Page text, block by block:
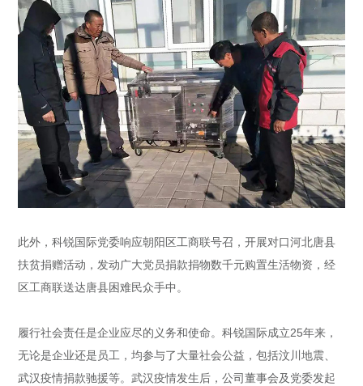
此外，科锐国际党委响应朝阳区工商联号召，开展对口河北唐县
扶贫捐赠活动，发动广大党员捐款捐物数千元购置生活物资，经
区工商联送达唐县困难民众手中。
履行社会责任是企业应尽的义务和使命。科锐国际成立25年来，
无论是企业还是员工，均参与了大量社会公益，包括汶川地震、
武汉疫情捐款驰援等。武汉疫情发生后，公司董事会及党委发起